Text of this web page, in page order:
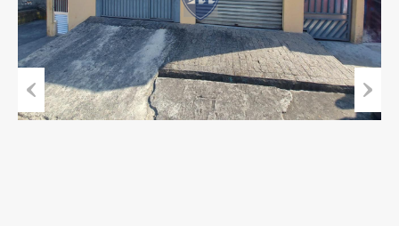
Previous Next